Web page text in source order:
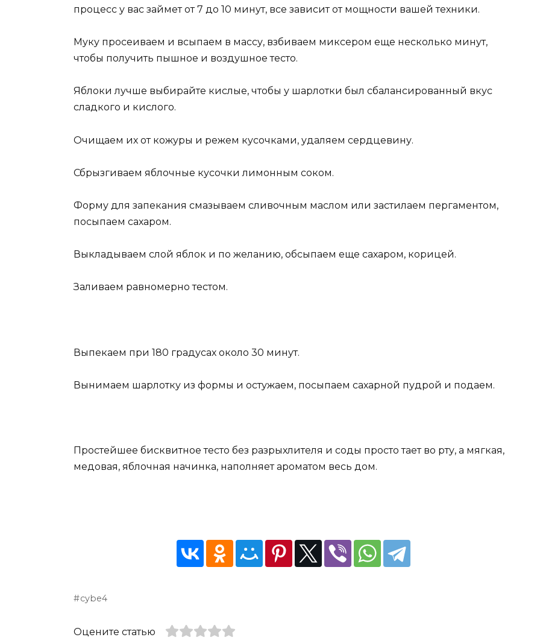
процесс у вас займет от 7 до 10 минут, все зависит от мощности вашей техники.
Муку просеиваем и всыпаем в массу, взбиваем миксером еще несколько минут,
чтобы получить пышное и воздушное тесто.
Яблоки лучше выбирайте кислые, чтобы у шарлотки был сбалансированный вкус
сладкого и кислого.
Очищаем их от кожуры и режем кусочками, удаляем сердцевину.
Сбрызгиваем яблочные кусочки лимонным соком.
Форму для запекания смазываем сливочным маслом или застилаем пергаментом,
посыпаем сахаром.
Выкладываем слой яблок и по желанию, обсыпаем еще сахаром, корицей.
Заливаем равномерно тестом.
Выпекаем при 180 градусах около 30 минут.
Вынимаем шарлотку из формы и остужаем, посыпаем сахарной пудрой и подаем.
Простейшее бисквитное тесто без разрыхлителя и соды просто тает во рту, а мягкая,
медовая, яблочная начинка, наполняет ароматом весь дом.
cybe4
Оцените статью